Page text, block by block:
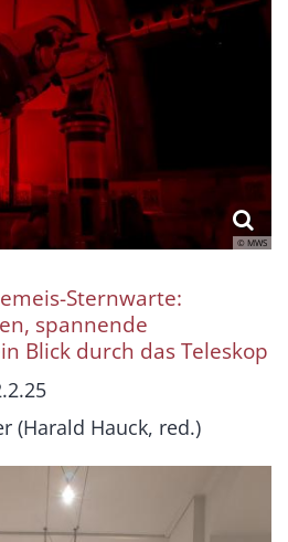
© MWS
Sternwarte:
spannende
Blick durch das Teleskop
(Harald Hauck, red.)